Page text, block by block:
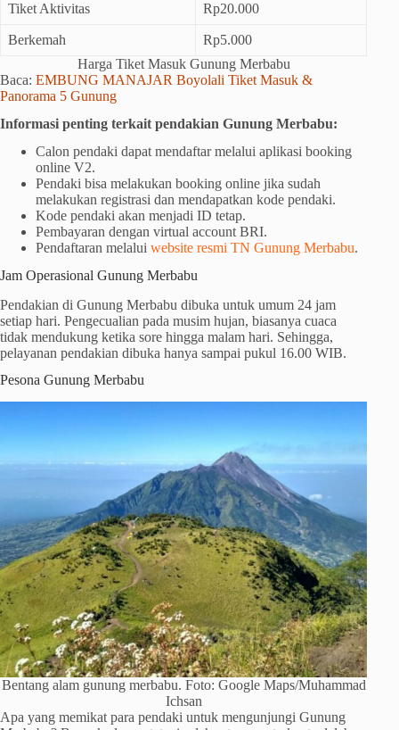
Tiket Aktivitas Rp20.000
Berkemah
Rp5.000
Harga Tiket Masuk Gunung Merbabu
Baca: EMBUNG MANAJAR Boyolali Tiket Masuk &
Panorama 5 Gunung
Informasi penting terkait pendakian Gunung Merbabu:
Calon pendaki dapat mendaftar melalui aplikasi booking
online V2.
Pendaki bisa melakukan booking online jika sudah
melakukan registrasi dan mendapatkan kode pendaki.
Kode pendaki akan menjadi ID tetap.
Pembayaran dengan virtual account BRI.
Pendaftaran melalui website resmi TN Gunung Merbabu.
Jam Operasional Gunung Merbabu
Pendakian di Gunung Merbabu dibuka untuk umum 24 jam
setiap hari. Pengecualian pada musim hujan, biasanya cuaca
tidak mendukung ketika sore hingga malam hari. Sehingga,
pelayanan pendakian dibuka hanya sampai pukul 16.00 WIB.
Pesona Gunung Merbabu
Bentang alam gunung merbabu. Foto: Google Maps/Muhammad
Ichsan
Apa yang memikat para pendaki untuk mengunjungi Gunung